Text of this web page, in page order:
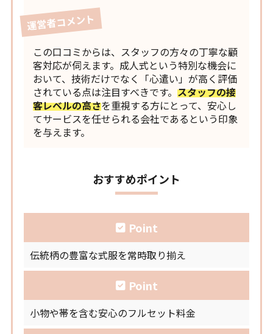
運営者コメント
この口コミからは、スタッフの方々の丁寧な顧
客対応が伺えます。成人式という特別な機会に
おいて、技術だけでなく「心遣い」が高く評価
されている点は注目すべきです。 スタッフの接
客レベルの高さを重視する方にとって、安心し
てサービスを任せられる会社であるという印象
を与えます。
おすすめポイント
Point
伝統柄の豊富な式服を常時取り揃え
Point
小物や帯を含む安心のフルセット料金